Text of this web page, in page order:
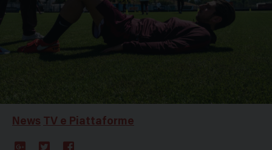
News TV e Piattaforme